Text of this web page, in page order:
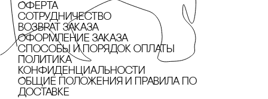
Оферта
сотрудничество
Возврат заказа
Оформление заказа
cпособы и порядок оплаты
Политика
конфиденциальности
Общие положения и правила по
доставке